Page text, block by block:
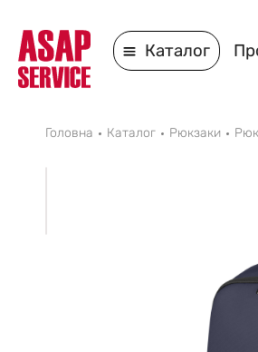
Каталог
Головна Каталог Рюкзаки